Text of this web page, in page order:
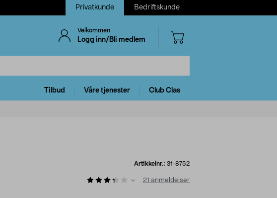
Privatkunde Bedriftskunde
Velkommen
Logg inn/Bli medlem
Tilbud Våre tjenester Club Clas
Artikkelnr.: 31-8752
21 anmeldelser